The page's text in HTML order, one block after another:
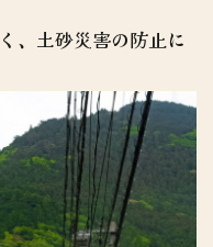
、土砂災害の防止に